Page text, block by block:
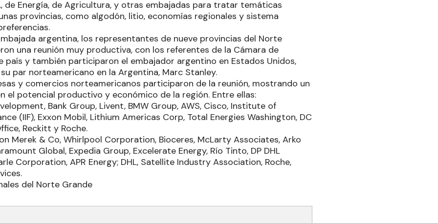
de Energía, de Agricultura, y otras embajadas para tratar temáticas
provincias, como algodón, litio, economías regionales y sistema
argentina, los representantes de nueve provincias del Norte
una reunión muy productiva, con los referentes de la Cámara de
país y también participaron el embajador argentino en Estados Unidos,
par norteamericano en la Argentina, Marc Stanley.
y comercios norteamericanos participaron de la reunión, mostrando un
el potencial productivo y económico de la región. Entre ellas:
Bank Group, Livent, BMW Group, AWS, Cisco, Institute of
(IIF), Exxon Mobil, Lithium Americas Corp, Total Energies Washington, DC
Reckitt y Roche.
Merek & Co, Whirlpool Corporation, Bioceres, McLarty Associates, Arko
Global, Expedia Group, Excelerate Energy, Río Tinto, DP DHL
Corporation, APR Energy; DHL, Satellite Industry Association, Roche,
del Norte Grande